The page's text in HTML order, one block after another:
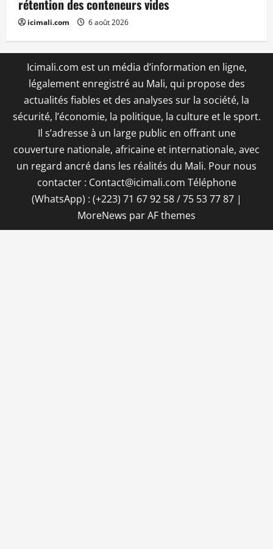
rétention des conteneurs vides
icimali.com 6 août 2026
Icimali.com est un média d’information en ligne,
légalement enregistré au Mali, qui propose des
actualités fiables et des analyses sur la société, la
sécurité, l’économie, la politique, la culture et le sport.
Il s’adresse à un large public en offrant une
couverture nationale, africaine et internationale, avec
un regard ancré dans les réalités du Mali. Pour nous
contacter : Contact@icimali.com Téléphone
(WhatsApp) : (+223) 71 67 92 58 / 75 53 77 87 |
MoreNews par AF themes